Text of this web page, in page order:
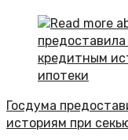
Госдума
историям при